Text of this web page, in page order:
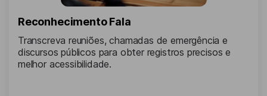
Reconhecimento Fala
Transcreva reuniões, chamadas de emergência e
discursos públicos para obter registros precisos e
melhor acessibilidade.